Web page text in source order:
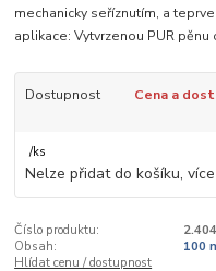
mechanicky seříznutím, a
aplikace: Vytvrzenou PUR pěnu
Dostupnost Cena a
/ks
Nelze přidat do košíku,
Číslo produktu:
Obsah:
100
Hlídat cenu / dostupnost